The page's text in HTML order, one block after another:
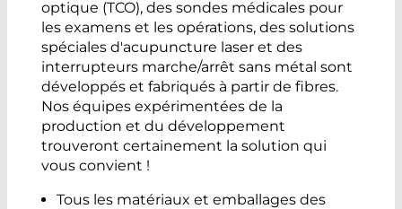
optique (TCO), des sondes médicales pour
les examens et les opérations, des solutions
spéciales d'acupuncture laser et des
interrupteurs marche/arrêt sans métal sont
développés et fabriqués à partir de fibres.
Nos équipes expérimentées de la
production et du développement
trouveront certainement la solution qui
vous convient !
Tous les matériaux et emballages des